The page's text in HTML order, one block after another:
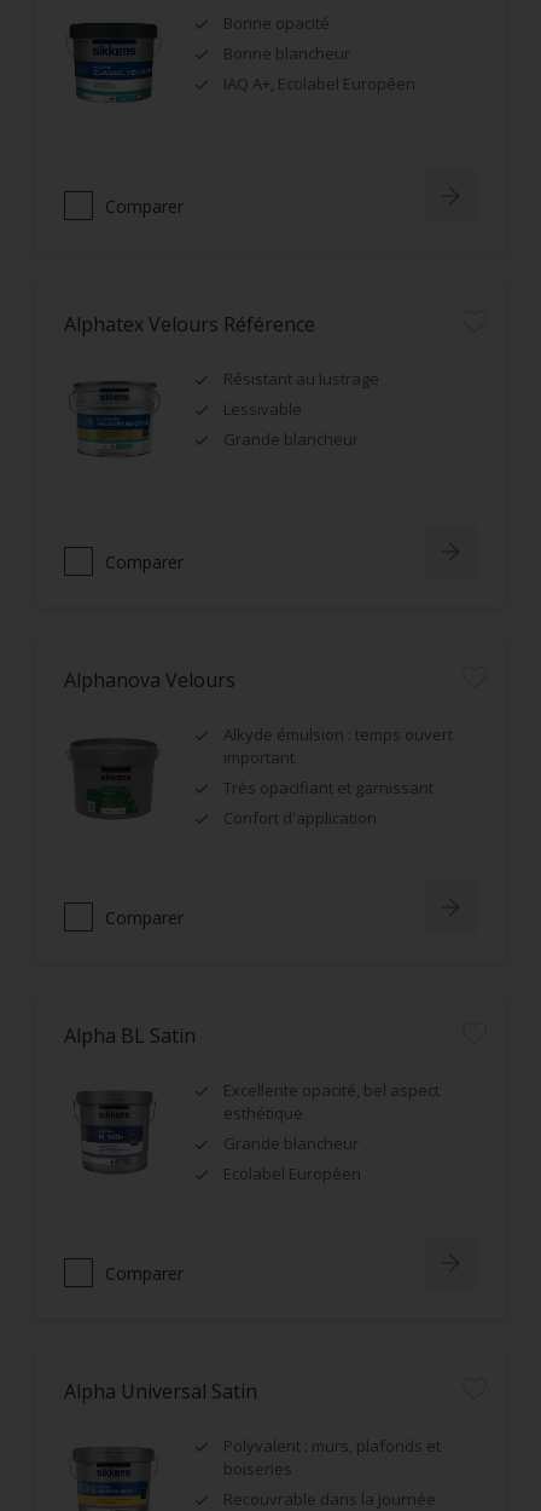
Bonne opacité
Bonne blancheur
IAQ A+, Ecolabel Européen
Comparer
Alphatex Velours Référence
Résistant au lustrage
Lessivable
Grande blancheur
Comparer
Alphanova Velours
Alkyde émulsion : temps ouvert
important
Très opacifiant et garnissant
Confort d'application
Comparer
Alpha BL Satin
Excellente opacité, bel aspect
esthétique
Grande blancheur
Ecolabel Européen
Comparer
Alpha Universal Satin
Polyvalent : murs, plafonds et
boiseries
Recouvrable dans la journée